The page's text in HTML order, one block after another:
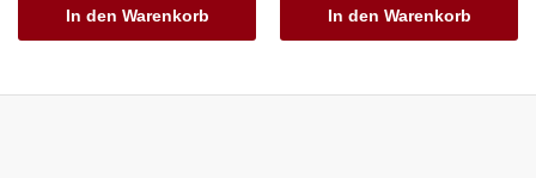
In den Warenkorb In den Warenkorb